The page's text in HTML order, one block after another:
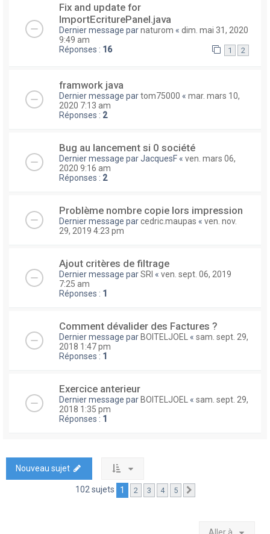
Fix and update for
ImportEcriturePanel.java
Dernier message parnaturom « dim. mai 31, 2020
9:49 am
Réponses : 16 1 2
framwork java
Dernier message partom75000 « mar. mars 10,
2020 7:13 am
Réponses : 2
Bug au lancement si 0 société
Dernier message parJacquesF « ven. mars 06,
2020 9:16 am
Réponses : 2
Problème nombre copie lors impression
Dernier message parcedric.maupas « ven. nov.
29, 2019 4:23 pm
Ajout critères de filtrage
Dernier message parSRI « ven. sept. 06, 2019
7:25 am
Réponses : 1
Comment dévalider des Factures ?
Dernier message par BOITELJOEL « sam. sept. 29,
2018 1:47 pm
Réponses : 1
Exercice anterieur
Dernier message par BOITELJOEL « sam. sept. 29,
2018 1:35 pm
Réponses : 1
Nouveau sujet
102 sujets 1 2 3 4 5